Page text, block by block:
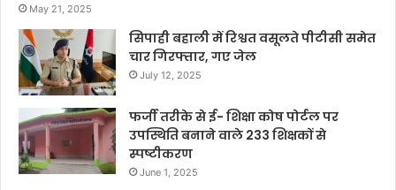
May 21, 2025
सिपाही बहाली में रिश्वत वसूलते पीटीसी समेत
चार गिरफ्तार, गए जेल
July 12, 2025
फर्जी तरीके से ई- शिक्षा कोष पोर्टल पर
उपस्थिति बनाने वाले 233 शिक्षकों से
स्पष्टीकरण
June 1, 2025